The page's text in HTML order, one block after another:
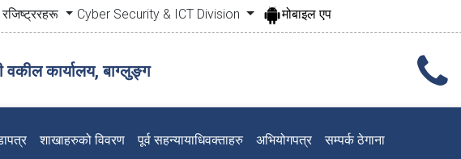
Cyber Security & ICT Division मोबाइल एप
वकील कार्यालय, बाग्लुङ्ग
शाखाहरुको विवरण पूर्व सहन्यायाधिवक्ताहरु अभियोगपत्र सम्पर्क ठेगाना